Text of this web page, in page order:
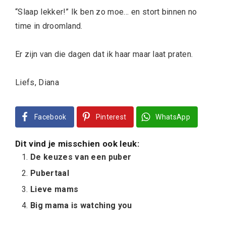
“Slaap lekker!” Ik ben zo moe… en stort binnen no
time in droomland.
Er zijn van die dagen dat ik haar maar laat praten.
Liefs, Diana
Facebook Pinterest WhatsApp
Dit vind je misschien ook leuk:
De keuzes van een puber
Pubertaal
Lieve mams
Big mama is watching you